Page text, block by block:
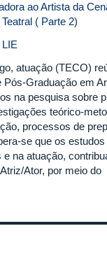
ao Artista da
( Parte 2)
atuação (TECO)
Graduação em
na pesquisa sobre
teórico-
processos de
se que os
na atuação,
Ator, por meio do